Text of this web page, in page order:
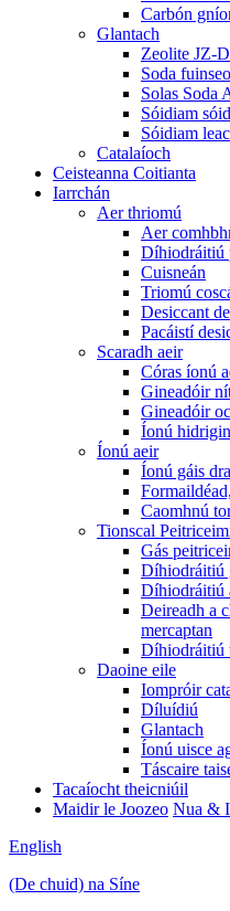
Carbón
Glantach
Zeolite JZ-
Soda
Solas Soda
Sóidiam
Sóidiam
Catalaíoch
Ceisteanna Coitianta
Iarrchán
Aer thriomú
Aer
Díhiodráitiú
Cuisneán
Triomú
Desiccant
Pacáistí
Scaradh aeir
Córas íonú
Gineadóir
Gineadóir
Íonú
Íonú aeir
Íonú gáis
Caomhnú
Tionscal
Gás
Díhiodráitiú
Díhiodráitiú
Deireadh a
mercaptan
Díhiodráitiú
Daoine eile
Iompróir
Díluídiú
Glantach
Íonú uisce
Táscaire
Tacaíocht theicniúil
Maidir le Joozeo Nua &
English
(De chuid) na Síne